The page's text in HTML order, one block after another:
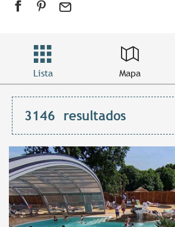
Lista Mapa
3146 resultados